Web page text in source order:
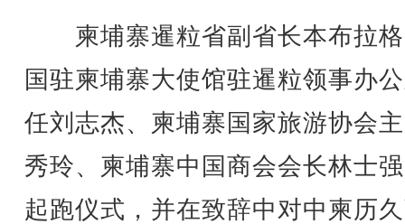
柬埔寨暹粒省副省长本布拉
国驻柬埔寨大使馆驻暹粒领事办
任刘志杰、柬埔寨国家旅游协会
秀玲、柬埔寨中国商会会长林士
起跑仪式，并在致辞中对中柬历